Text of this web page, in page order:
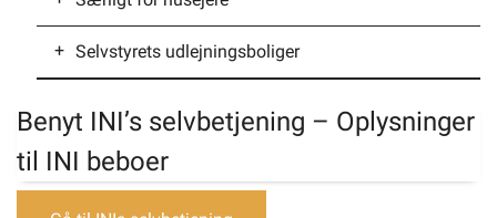
Husejerskifte – Meddel
Selvstyrets udlejningsboliger
Benyt INI’s selvbetjening – Oplysninger
til INI beboer